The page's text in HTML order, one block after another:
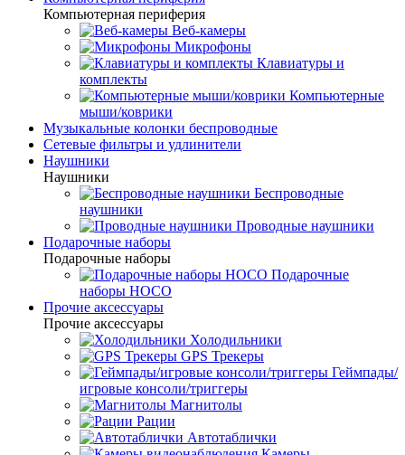
Компьютерная периферия
Веб-камеры
Микрофоны
Клавиатуры и
комплекты
Компьютерные
мыши/коврики
Музыкальные колонки беспроводные
Сетевые фильтры и удлинители
Наушники
Наушники
Беспроводные
наушники
Проводные наушники
Подарочные наборы
Подарочные наборы
Подарочные
наборы HOCO
Прочие аксессуары
Прочие аксессуары
Холодильники
GPS Трекеры
Геймпады/
игровые консоли/триггеры
Магнитолы
Рации
Автотаблички